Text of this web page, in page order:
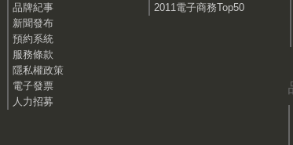
品牌紀事
新聞發布
預約系統
服務條款
隱私權政策
電子發票
人力招募
2011電子商務Top50